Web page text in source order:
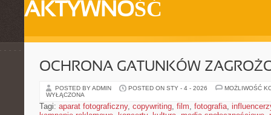
AKTYWNOŚĆ
OCHRONA GATUNKÓW
POSTED BY ADMIN POSTED ON STY - 4 - 2026
MOŻLIWOŚĆ
WYŁĄCZONA
Tagi: aparat fotograficzny, copywriting, film, fotografia,